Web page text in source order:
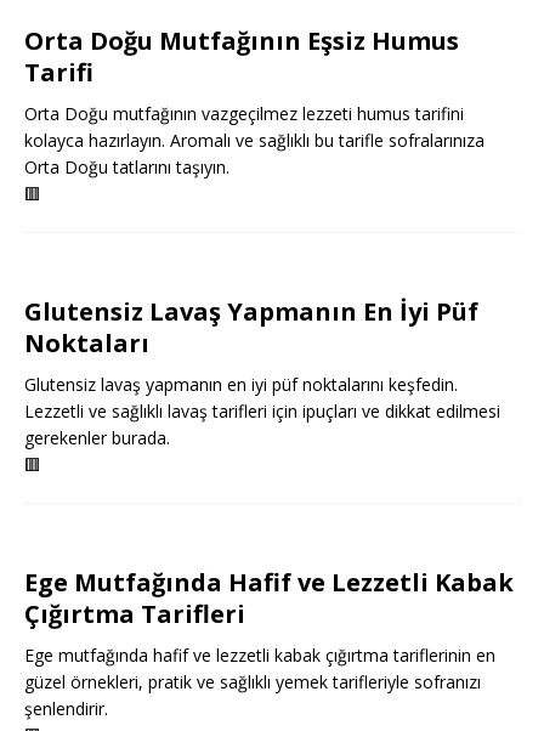
Orta Doğu Mutfağının Eşsiz Humus
Tarifi
Orta Doğu mutfağının vazgeçilmez lezzeti humus tarifini
kolayca hazırlayın. Aromalı ve sağlıklı bu tarifle sofralarınıza
Orta Doğu tatlarını taşıyın.
🟥
Glutensiz Lavaş Yapmanın En İyi Püf
Noktaları
Glutensiz lavaş yapmanın en iyi püf noktalarını keşfedin.
Lezzetli ve sağlıklı lavaş tarifleri için ipuçları ve dikkat edilmesi
gerekenler burada.
🟥
Ege Mutfağında Hafif ve Lezzetli Kabak
Çığırtma Tarifleri
Ege mutfağında hafif ve lezzetli kabak çığırtma tariflerinin en
güzel örnekleri, pratik ve sağlıklı yemek tarifleriyle sofranızı
şenlendirir.